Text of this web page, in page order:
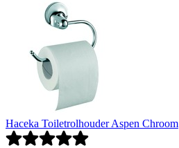
Haceka Toiletrolhouder Aspen Chroom